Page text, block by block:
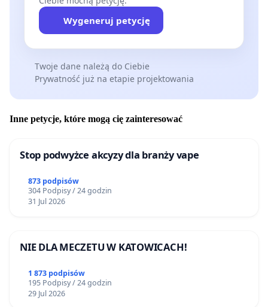
Wygeneruj petycję
Twoje dane należą do Ciebie
Prywatność już na etapie projektowania
Inne petycje, które mogą cię zainteresować
Stop podwyżce akcyzy dla branży vape
873 podpisów
304 Podpisy / 24 godzin
31 Jul 2026
NIE DLA MECZETU W KATOWICACH!
1 873 podpisów
195 Podpisy / 24 godzin
29 Jul 2026